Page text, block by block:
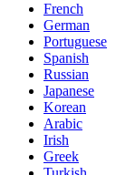
French
German
Portuguese
Spanish
Russian
Japanese
Korean
Arabic
Irish
Greek